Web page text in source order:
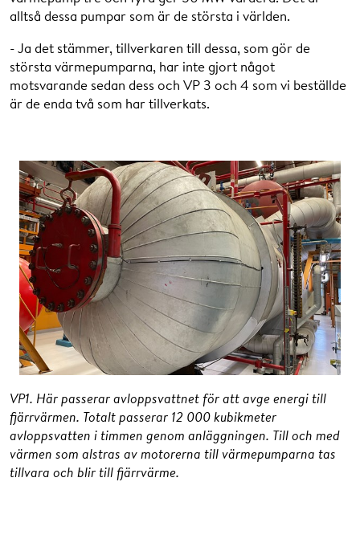
alltså dessa pumpar som är de största i världen.
- Ja det stämmer, tillverkaren till dessa, som gör de
största värmepumparna, har inte gjort något
motsvarande sedan dess och VP 3 och 4 som vi beställde
är de enda två som har tillverkats.
VP1. Här passerar avloppsvattnet för att avge energi till
fjärrvärmen. Totalt passerar 12 000 kubikmeter
avloppsvatten i timmen genom anläggningen. Till och med
värmen som alstras av motorerna till värmepumparna tas
tillvara och blir till fjärrvärme.